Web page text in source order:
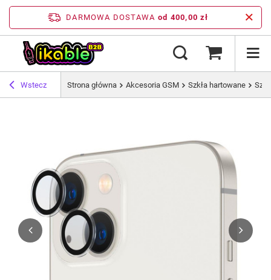
DARMOWA DOSTAWA od 400,00 zł
Wstecz Strona główna Akcesoria GSM Szkła hartowane